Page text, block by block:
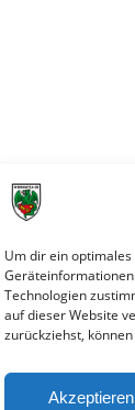
Um dir ein
Technologien
auf dieser Website
zurückziehst,
Akzeptieren